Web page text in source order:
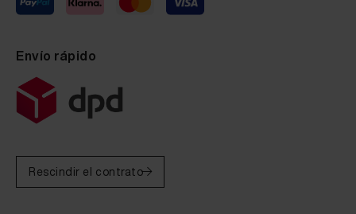
Fluid Leather Domo 1038 20 ml
Fluid Leather Domo 1217 20 ml
Fluid Leather Domo 1234 20 ml
Envío rápido
Rescindir el contrato